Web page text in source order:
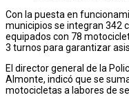
Con la puesta en
municipios se integran 342
equipados con 78
3 turnos para garantizar
El director general de la
Almonte, indicó que se
motocicletas a labores de